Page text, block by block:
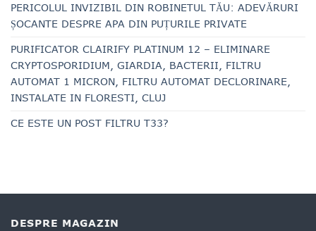
PERICOLUL INVIZIBIL DIN ROBINETUL TĂU: ADEVĂRURI
ȘOCANTE DESPRE APA DIN PUȚURILE PRIVATE
PURIFICATOR CLAIRIFY PLATINUM 12 – ELIMINARE
CRYPTOSPORIDIUM, GIARDIA, BACTERII, FILTRU
AUTOMAT 1 MICRON, FILTRU AUTOMAT DECLORINARE,
INSTALATE IN FLORESTI, CLUJ
CE ESTE UN POST FILTRU T33?
DESPRE MAGAZIN